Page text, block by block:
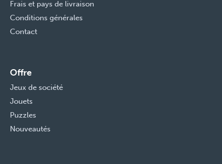
Frais et pays de livraison
Conditions générales
Contact
Offre
Jeux de société
Jouets
Puzzles
Nouveautés